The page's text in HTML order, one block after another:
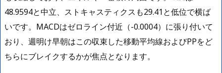
48.9594と中立、ストキャスティクスも29.41と低位で横ば
いです。MACDはゼロライン付近（-0.0004）に張り付いて
おり、週明け早朝はこの収束した移動平均線およびPPをど
ちらにブレイクするかが焦点となります。